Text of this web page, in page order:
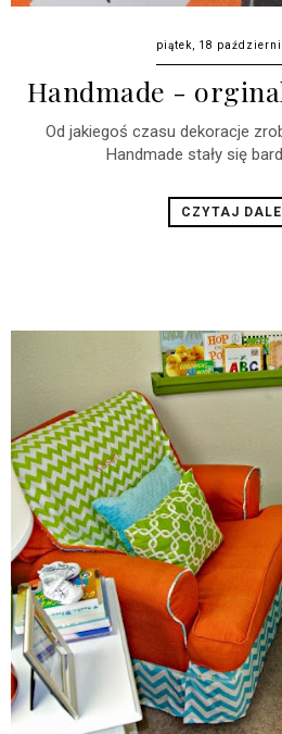
piątek, 18
Handmade -
Od jakiegoś czasu dekoracje
Handmade stały się
CZYTAJ